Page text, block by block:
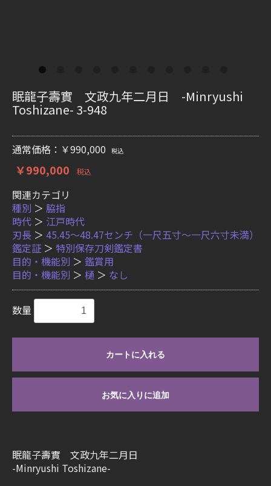
眠龍子壽實 文政九年二月日 -Minryushi
Toshizane- 3-948
通常価格：￥990,000 税込
￥990,000 税込
関連カテゴリ
種別 ＞ 脇指
時代 ＞ 江戸時代
刃長 ＞ 45.45〜48.47センチ（一尺五寸〜一尺六寸未満）
鑑定証 ＞ 特別保存刀剣鑑定書
目的・機能別 ＞ 鑑賞用
目的・機能別 ＞ 樋 ＞ なし
数量
カートに入れる
お気に入りに追加
眠龍子壽實 文政九年二月日
-Minryushi Toshizane-